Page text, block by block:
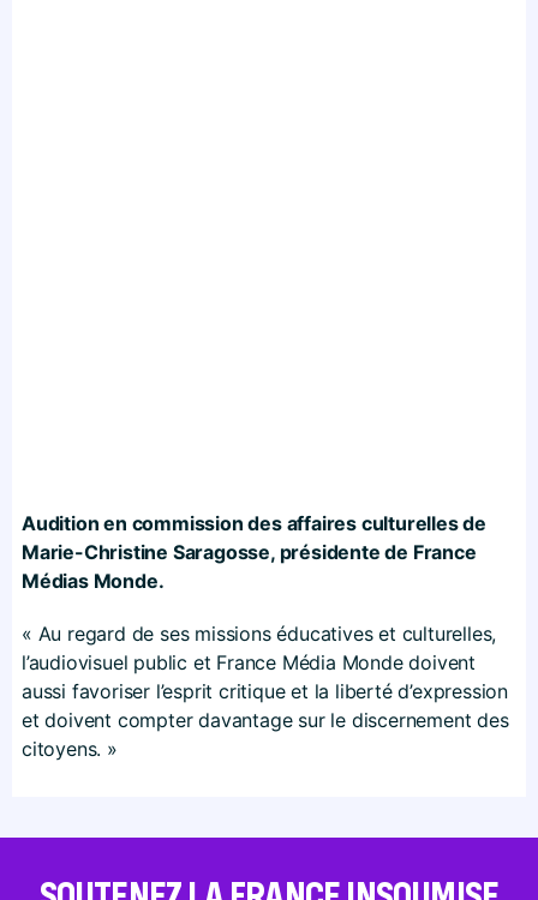
Audition en commission des affaires culturelles de
Marie-Christine Saragosse, présidente de France
Médias Monde.
« Au regard de ses missions éducatives et culturelles,
l’audiovisuel public et France Média Monde doivent
aussi favoriser l’esprit critique et la liberté d’expression
et doivent compter davantage sur le discernement des
citoyens. »